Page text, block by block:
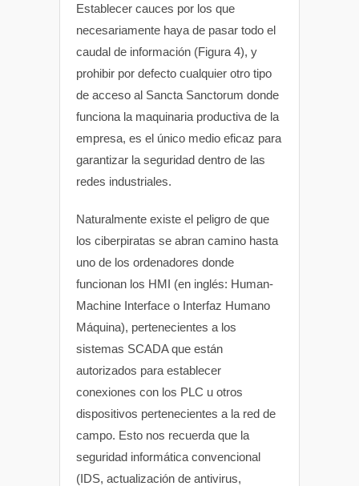
Establecer cauces por los que
necesariamente haya de pasar todo el
caudal de información (Figura 4), y
prohibir por defecto cualquier otro tipo
de acceso al Sancta Sanctorum donde
funciona la maquinaria productiva de la
empresa, es el único medio eficaz para
garantizar la seguridad dentro de las
redes industriales.
Naturalmente existe el peligro de que
los ciberpiratas se abran camino hasta
uno de los ordenadores donde
funcionan los HMI (en inglés: Human-
Machine Interface o Interfaz Humano
Máquina), pertenecientes a los
sistemas SCADA que están
autorizados para establecer
conexiones con los PLC u otros
dispositivos pertenecientes a la red de
campo. Esto nos recuerda que la
seguridad informática convencional
(IDS, actualización de antivirus,